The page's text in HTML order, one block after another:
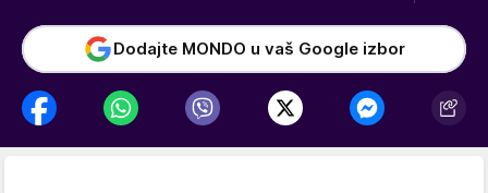
Dodajte MONDO u vaš Google izbor